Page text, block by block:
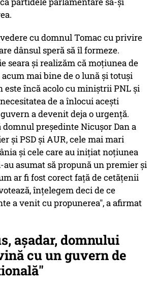
cu domnul Tomac cu privire
dânsul speră să îl formeze.
seara şi realizăm că moţiunea de
mai bine de o lună şi totuşi
este încă acolo cu miniştrii PNL şi
de a înlocui aceşti
a devenit deja o urgenţă.
domnul preşedinte Nicuşor Dan a
şi PSD şi AUR, cele mai mari
şi cele care au iniţiat noţiunea
au asumat să propună un premier şi
ar fi fost corect faţă de cetăţenii
înţelegem deci de ce
a venit cu propunerea", a afirmat
aşadar, domnului
cu un guvern de